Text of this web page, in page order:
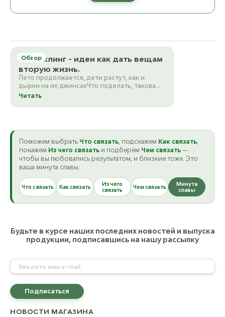
НОВОСТИ МАГАЗИНА
Обзор
Апсайклинг - идеи как дать вещам
вторую жизнь.
Лето продолжается, дети растут, как и
дырки на их джинсахЧто поделать, такова
жизнь вещей…А поделать всегда ч…
Читать
Поможем выбрать Что связать, подскажем Как связать,
покажем Из чего связать и подберём Чем связать —
чтобы вы любовались результатом, и близкие тоже. Это
ваша минута славы.
Что связать Как связать
Из чего
связать
Чем связать
Минута
славы
Будьте в курсе наших последних новостей и выпуска
продукции, подписавшись на нашу рассылку
Подписаться